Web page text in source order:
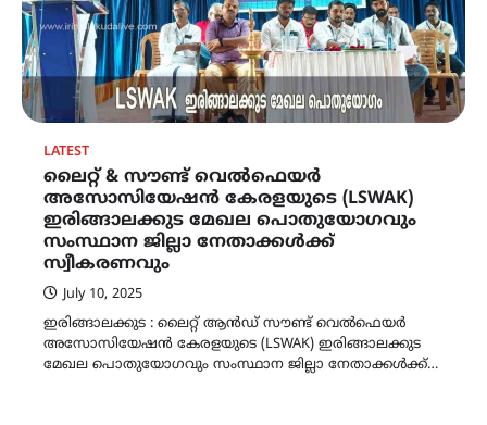
LATEST
ലൈറ്റ് & സൗണ്ട് വെൽഫെയർ
അസോസിയേഷൻ കേരളയുടെ (LSWAK)
ഇരിങ്ങാലക്കുട മേഖല പൊതുയോഗവും
സംസ്ഥാന ജില്ലാ നേതാക്കൾക്ക്
സ്വീകരണവും
July 10, 2025
ഇരിങ്ങാലക്കുട : ലൈറ്റ് ആൻഡ് സൗണ്ട് വെൽഫെയർ
അസോസിയേഷൻ കേരളയുടെ (LSWAK) ഇരിങ്ങാലക്കുട
മേഖല പൊതുയോഗവും സംസ്ഥാന ജില്ലാ നേതാക്കൾക്ക്…